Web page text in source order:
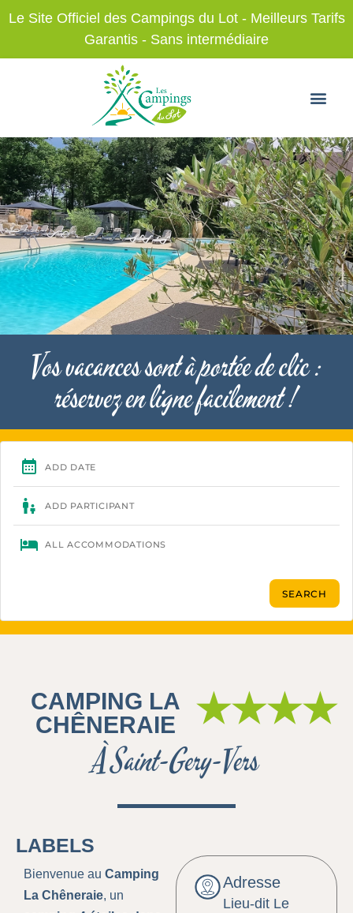
Le Site Officiel des Campings du Lot - Meilleurs Tarifs
Garantis - Sans intermédiaire
Vos vacances sont à portée de clic :
réservez en ligne facilement !
CAMPING LA
CHÊNERAIE
★★★★
À Saint-Gery-Vers
LABELS
Bienvenue au Camping
La Chêneraie, un
Adresse
Lieu-dit Le